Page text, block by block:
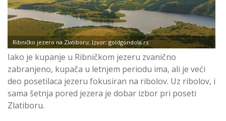
Ribničko jezero na Zlatiboru. Izvor: goldgondola.rs
Iako je kupanje u Ribničkom jezeru zvanično
zabranjeno, kupača u letnjem periodu ima, ali je veći
deo posetilaca jezeru fokusiran na ribolov. Uz ribolov, i
sama šetnja pored jezera je dobar izbor pri poseti
Zlatiboru.